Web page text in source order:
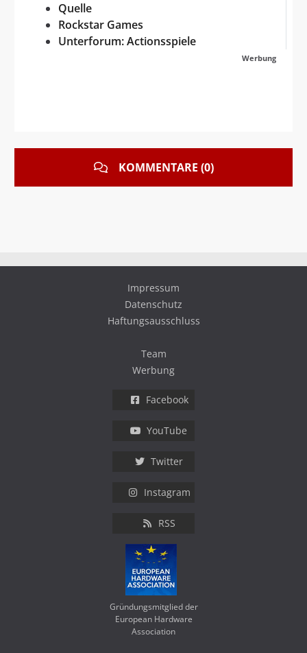
Quelle
Rockstar Games
Unterforum: Actionsspiele
Werbung
KOMMENTARE (0)
Impressum
Datenschutz
Haftungsausschluss
Team
Werbung
Facebook
YouTube
Twitter
Instagram
RSS
Gründungsmitglied der
European Hardware
Association